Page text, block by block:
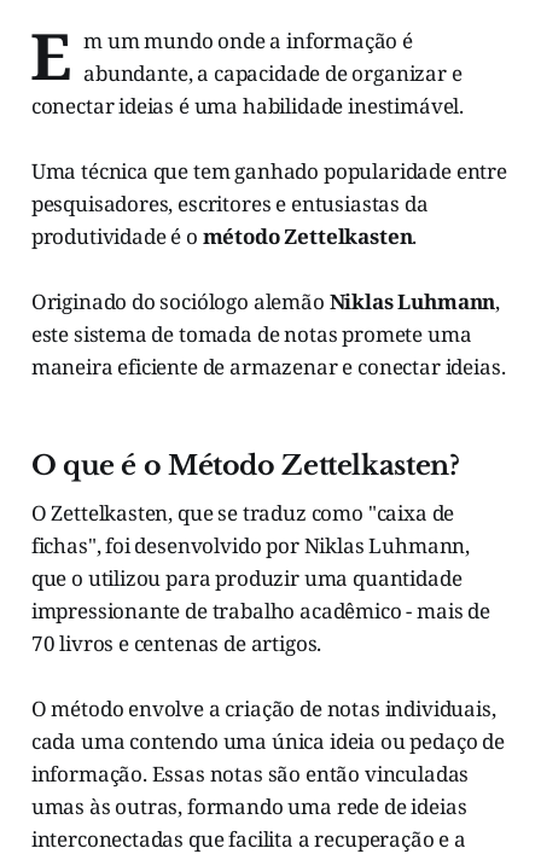
E m um mundo onde a informação é
abundante, a capacidade de organizar e
conectar ideias é uma habilidade inestimável.
Uma técnica que tem ganhado popularidade entre
pesquisadores, escritores e entusiastas da
produtividade é o método Zettelkasten.
Originado do sociólogo alemão Niklas Luhmann,
este sistema de tomada de notas promete uma
maneira eficiente de armazenar e conectar ideias.
O que é o Método Zettelkasten?
O Zettelkasten, que se traduz como "caixa de
fichas", foi desenvolvido por Niklas Luhmann,
que o utilizou para produzir uma quantidade
impressionante de trabalho acadêmico - mais de
70 livros e centenas de artigos.
O método envolve a criação de notas individuais,
cada uma contendo uma única ideia ou pedaço de
informação. Essas notas são então vinculadas
umas às outras, formando uma rede de ideias
interconectadas que facilita a recuperação e a